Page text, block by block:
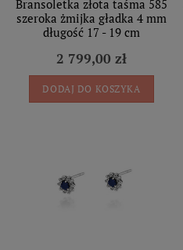
Bransoletka złota taśma 585
szeroka żmijka gładka 4 mm
długość 17 - 19 cm
2 799,00 zł
DODAJ DO KOSZYKA